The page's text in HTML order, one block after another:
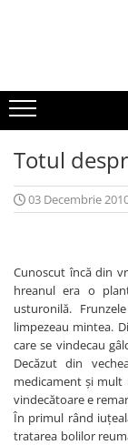
Categorii
Antivirale /
Antistress / Stare
Pentru Digestie
Slabit / Obezitate
Vitamine /
Contact /
Contact
Despre noi
Livrare
Totul
03 Decembrie
Cunoscut încă din
hreanul era o
usturonilă.
limpezeau mintea.
care se vindecau
Decăzut din
medicament şi mult
vindecătoare e
În primul rând
tratarea bolilor